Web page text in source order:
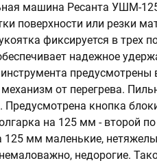
машина Ресанта УШМ-
поверхности или резки
фиксируется в трех
надежное
предусмотрены
от перегрева.
Предусмотрена кнопка
на 125 мм - второй
125 мм маленькие,
недорогие.